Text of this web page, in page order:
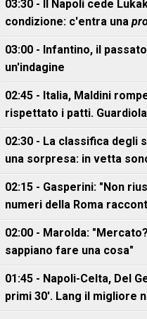
03:30 - Il Napoli cede
condizione: c'entra una
03:00 - Infantino, il
un'indagine
02:45 - Italia, Maldini
rispettato i patti.
02:30 - La classifica degli
una sorpresa: in vetta
02:15 - Gasperini: "Non
numeri della Roma
02:00 - Marolda:
sappiano fare una cosa"
01:45 - Napoli-Celta, Del
primi 30'. Lang il migliore